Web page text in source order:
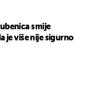
smije
je više nije sigurno